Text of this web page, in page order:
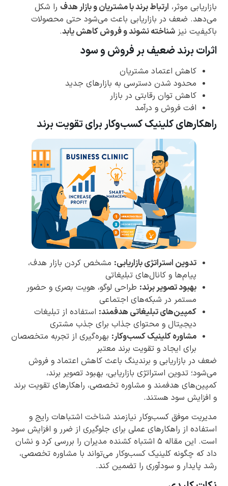
بازاریابی موثر، ارتباط برند با مشتریان و بازار هدف را شکل
می‌دهد. ضعف در بازاریابی باعث می‌شود حتی محصولات
باکیفیت نیز شناخته نشوند و فروش کاهش یابد.
اثرات برند ضعیف بر فروش و سود
کاهش اعتماد مشتریان
محدود شدن دسترسی به بازارهای جدید
کاهش توان رقابتی در بازار
افت فروش و درآمد
راهکارهای کلینیک کسب‌وکار برای تقویت برند
تدوین استراتژی بازاریابی: مشخص کردن بازار هدف،
پیام‌ها و کانال‌های تبلیغاتی
بهبود تصویر برند: طراحی لوگو، هویت بصری و حضور
مستمر در شبکه‌های اجتماعی
کمپین‌های تبلیغاتی هدفمند: استفاده از تبلیغات
دیجیتال و محتوای جذاب برای جذب مشتری
مشاوره کلینیک کسب‌وکار: بهره‌گیری از تجربه متخصصان
برای ایجاد و تقویت برند معتبر
ضعف در بازاریابی و برندینگ باعث کاهش اعتماد و فروش
می‌شود؛ تدوین استراتژی بازاریابی، بهبود تصویر برند،
کمپین‌های هدفمند و مشاوره تخصصی، راهکارهای تقویت برند
و افزایش سود هستند.
مدیریت موفق کسب‌وکار نیازمند شناخت اشتباهات رایج و
استفاده از راهکارهای عملی برای جلوگیری از ضرر و افزایش سود
است. این مقاله ۵ اشتباه کشنده مدیران را بررسی کرد و نشان
داد که چگونه کلینیک کسب‌وکار می‌تواند با مشاوره تخصصی،
رشد پایدار و سودآوری را تضمین کند.